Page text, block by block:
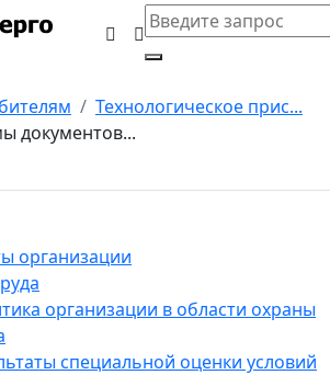
организации
организации в области охраны
специальной оценки условий
Технологическое прис...
документов...